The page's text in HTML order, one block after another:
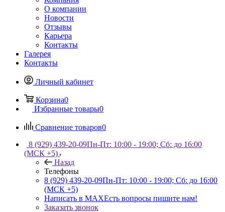
О компании
Новости
Отзывы
Карьера
Контакты
Галерея
Контакты
Личный кабинет
Корзина0
Избранные товары0
Сравнение товаров0
8 (929) 439-20-09Пн-Пт: 10:00 - 19:00; Сб: до 16:00
(МСК +5)
Назад
Телефоны
8 (929) 439-20-09Пн-Пт: 10:00 - 19:00; Сб: до 16:00
(МСК +5)
Написать в MAXЕсть вопросы пишите нам!
Заказать звонок